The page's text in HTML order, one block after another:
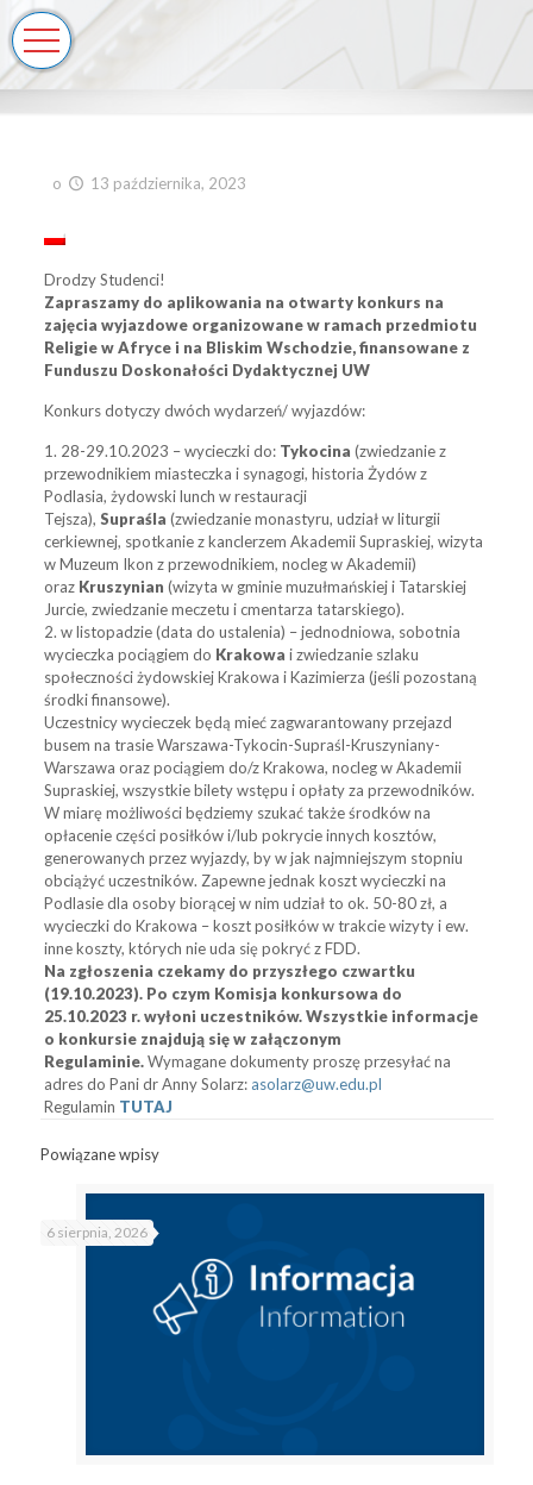
o 13 października, 2023
Drodzy Studenci!
Zapraszamy do aplikowania na otwarty konkurs na
zajęcia wyjazdowe organizowane w ramach przedmiotu
Religie w Afryce i na Bliskim Wschodzie, finansowane z
Funduszu Doskonałości Dydaktycznej UW
Konkurs dotyczy dwóch wydarzeń/ wyjazdów:
1. 28-29.10.2023 – wycieczki do: Tykocina (zwiedzanie z
przewodnikiem miasteczka i synagogi, historia Żydów z
Podlasia, żydowski lunch w restauracji
Tejsza), Supraśla(zwiedzanie monastyru, udział w liturgii
cerkiewnej, spotkanie z kanclerzem Akademii Supraskiej, wizyta
w Muzeum Ikon z przewodnikiem, nocleg w Akademii)
oraz Kruszynian (wizyta w gminie muzułmańskiej i Tatarskiej
Jurcie, zwiedzanie meczetu i cmentarza tatarskiego).
2. w listopadzie (data do ustalenia) – jednodniowa, sobotnia
wycieczka pociągiem do Krakowa i zwiedzanie szlaku
społeczności żydowskiej Krakowa i Kazimierza (jeśli pozostaną
środki finansowe).
Uczestnicy wycieczek będą mieć zagwarantowany przejazd
busem na trasie Warszawa-Tykocin-Supraśl-Kruszyniany-
Warszawa oraz pociągiem do/z Krakowa, nocleg w Akademii
Supraskiej, wszystkie bilety wstępu i opłaty za przewodników.
W miarę możliwości będziemy szukać także środków na
opłacenie części posiłków i/lub pokrycie innych kosztów,
generowanych przez wyjazdy, by w jak najmniejszym stopniu
obciążyć uczestników. Zapewne jednak koszt wycieczki na
Podlasie dla osoby biorącej w nim udział to ok. 50-80 zł, a
wycieczki do Krakowa – koszt posiłków w trakcie wizyty i ew.
inne koszty, których nie uda się pokryć z FDD.
Na zgłoszenia czekamy do przyszłego czwartku
(19.10.2023). Po czym Komisja konkursowa do
25.10.2023 r. wyłoni uczestników. Wszystkie informacje
o konkursie znajdują się w załączonym
Regulaminie.Wymagane dokumenty proszę przesyłać na
adres do Pani dr Anny Solarz: asolarz@uw.edu.pl
Regulamin TUTAJ
Powiązane wpisy
6 sierpnia, 2026